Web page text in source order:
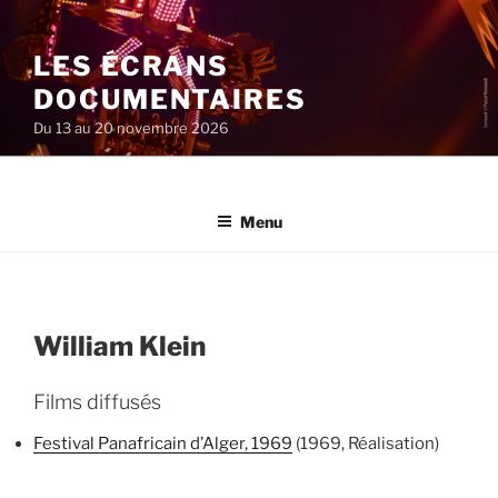
au
contenu
principal
LES ÉCRANS
DOCUMENTAIRES
Du 13 au 20 novembre 2026
Menu
William Klein
Films diffusés
Festival Panafricain d’Alger, 1969 (1969, Réalisation)